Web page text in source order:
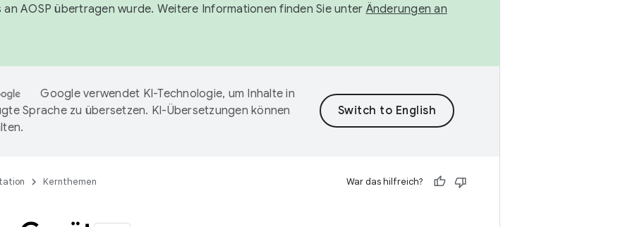
an AOSP übertragen wurde. Weitere Informationen finden Sie unter Änderungen an
Google verwendet KI-Technologie, um Inhalte in
Sprache zu übersetzen. KI-Übersetzungen können
Kernthemen War das hilfreich?